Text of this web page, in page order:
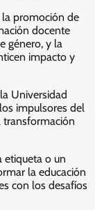
promoción de
docente
género, y la
impacto y
Universidad
impulsores del
transformación
etiqueta o un
la educación
con los desafíos